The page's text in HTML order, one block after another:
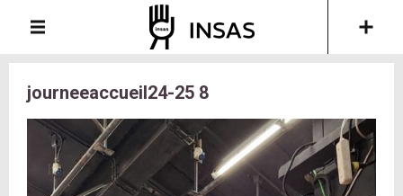
journeeaccueil24-25 8